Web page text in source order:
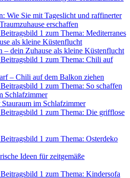
Wie Sie mit Tageslicht und raffinerter
erschaffen
– dein Zuhause als kleine Küstenflucht
– Chili auf dem Balkon ziehen
im Schlafzimmer
Ideen für zeitgemäße